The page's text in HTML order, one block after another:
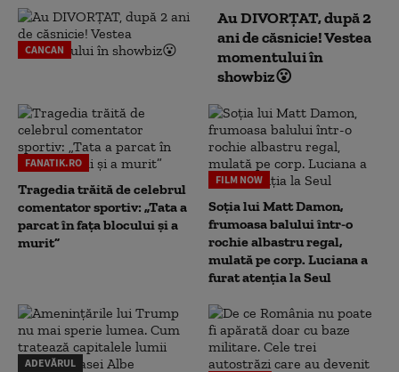
CANCAN
Au DIVORȚAT, după 2
ani de căsnicie! Vestea
momentului în
showbiz😮
FANATIK.RO
Tragedia trăită de celebrul
comentator sportiv: „Tata a
parcat în fața blocului și a
murit”
FILM NOW
Soția lui Matt Damon,
frumoasa balului într-o
rochie albastru regal,
mulată pe corp. Luciana a
furat atenția la Seul
ADEVĂRUL